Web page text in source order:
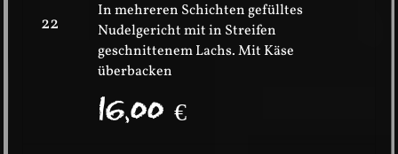
22
In mehreren Schichten gefülltes
Nudelgericht mit in Streifen
geschnittenem Lachs. Mit Käse
überbacken
16,00€